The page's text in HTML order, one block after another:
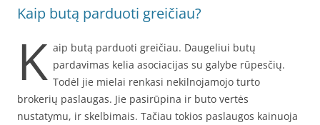
Kaip butą parduoti greičiau?
K aip butą parduoti greičiau. Daugeliui butų
pardavimas kelia asociacijas su galybe rūpesčių.
Todėl jie mielai renkasi nekilnojamojo turto
brokerių paslaugas. Jie pasirūpina ir buto vertės
nustatymu, ir skelbimais. Tačiau tokios paslaugos kainuoja